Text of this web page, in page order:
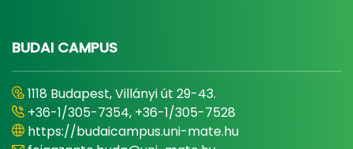
BUDAI CAMPUS
1118 Budapest, Villányi út 29-43.
+36-1/305-7354, +36-1/305-7528
https://budaicampus.uni-mate.hu